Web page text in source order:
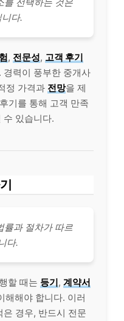
다.
, 전문성, 고객 후기
경력이 풍부한 중개사
정 가격과 전망을 제
기를 통해 고객 만족
수 있습니다.
률과 절차가 따르
다.
할 때는 등기, 계약서
해해야 합니다. 이러
경우, 반드시 전문